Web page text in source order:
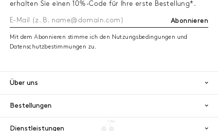
erhalten Sie einen 10%-Code für Ihre erste Bestellung*.
Abonnieren
Mit dem Abonnieren stimme ich den Nutzungsbedingungen und
Datenschutzbestimmungen zu.
Über uns
Bestellungen
Dienstleistungen